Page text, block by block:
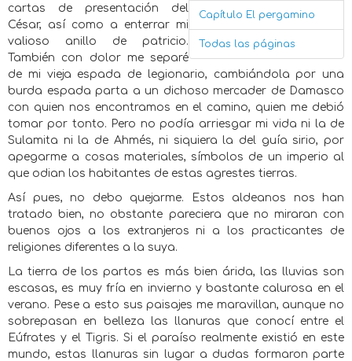
Capítulo El pergamino
Todas las páginas
cartas de presentación del
César, así como a enterrar mi
valioso anillo de patricio.
También con dolor me separé
de mi vieja espada de legionario, cambiándola por una
burda espada parta a un dichoso mercader de Damasco
con quien nos encontramos en el camino, quien me debió
tomar por tonto. Pero no podía arriesgar mi vida ni la de
Sulamita ni la de Ahmés, ni siquiera la del guía sirio, por
apegarme a cosas materiales, símbolos de un imperio al
que odian los habitantes de estas agrestes tierras.
Así pues, no debo quejarme. Estos aldeanos nos han
tratado bien, no obstante pareciera que no miraran con
buenos ojos a los extranjeros ni a los practicantes de
religiones diferentes a la suya.
La tierra de los partos es más bien árida, las lluvias son
escasas, es muy fría en invierno y bastante calurosa en el
verano. Pese a esto sus paisajes me maravillan, aunque no
sobrepasan en belleza las llanuras que conocí entre el
Eúfrates y el Tigris. Si el paraíso realmente existió en este
mundo, estas llanuras sin lugar a dudas formaron parte